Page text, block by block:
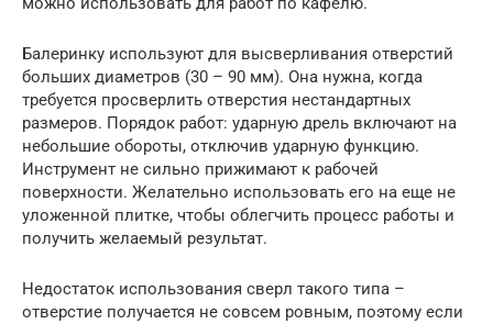
Балеринку используют для высверливания отверстий
больших диаметров (30 – 90 мм). Она нужна, когда
требуется просверлить отверстия нестандартных
размеров. Порядок работ: ударную дрель включают на
небольшие обороты, отключив ударную функцию.
Инструмент не сильно прижимают к рабочей
поверхности. Желательно использовать его на еще не
уложенной плитке, чтобы облегчить процесс работы и
получить желаемый результат.
Недостаток использования сверл такого типа –
отверстие получается не совсем ровным, поэтому если